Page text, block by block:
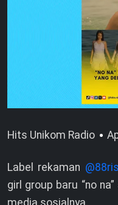
Hits Unikom Radio
Label rekaman
girl group baru “no